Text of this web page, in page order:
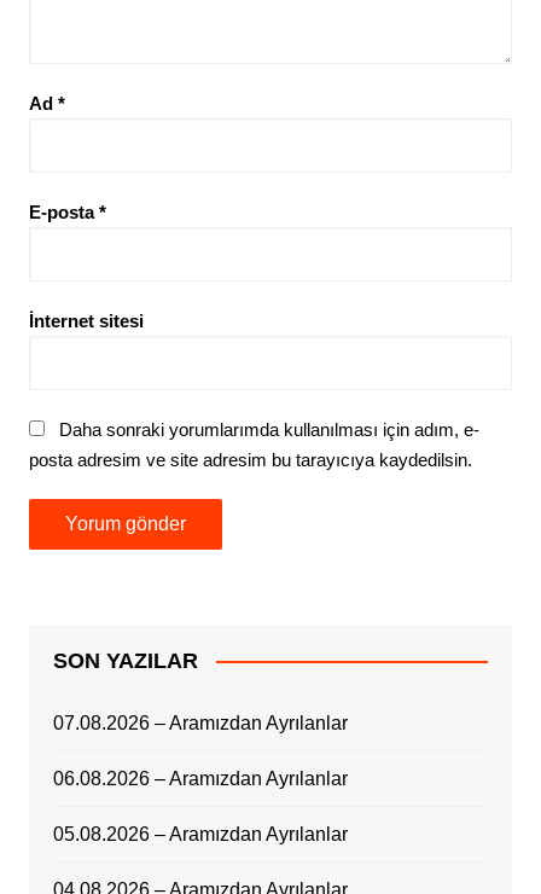
Ad *
E-posta*
İnternet sitesi
Daha sonraki yorumlarımda kullanılması için adım, e-
posta adresim ve site adresim bu tarayıcıya kaydedilsin.
SON YAZILAR
07.08.2026 – Aramızdan Ayrılanlar
06.08.2026 – Aramızdan Ayrılanlar
05.08.2026 – Aramızdan Ayrılanlar
04.08.2026 – Aramızdan Ayrılanlar